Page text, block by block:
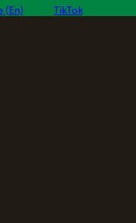
(En) TikTok